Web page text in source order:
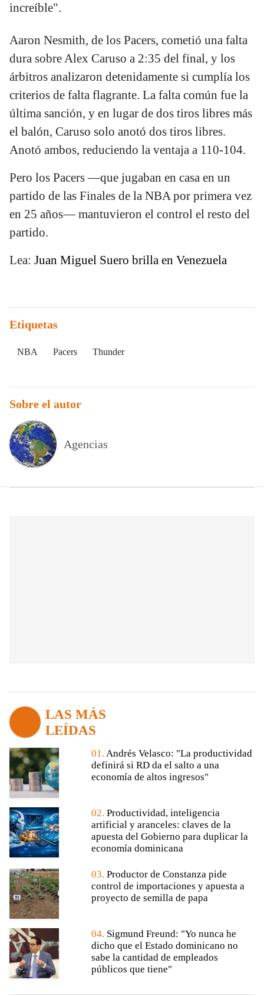
increíble".
Aaron Nesmith, de los Pacers, cometió una falta
dura sobre Alex Caruso a 2:35 del final, y los
árbitros analizaron detenidamente si cumplía los
criterios de falta flagrante. La falta común fue la
última sanción, y en lugar de dos tiros libres más
el balón, Caruso solo anotó dos tiros libres.
Anotó ambos, reduciendo la ventaja a 110-104.
Pero los Pacers —que jugaban en casa en un
partido de las Finales de la NBA por primera vez
en 25 años— mantuvieron el control el resto del
partido.
Lea: Juan Miguel Suero brilla en Venezuela
Etiquetas
NBA Pacers Thunder
Sobre el autor
Agencias
LAS MÁS
LEÍDAS
01. Andrés Velasco: "La productividad
definirá si RD da el salto a una
economía de altos ingresos"
02. Productividad, inteligencia
artificial y aranceles: claves de la
apuesta del Gobierno para duplicar la
economía dominicana
03. Productor de Constanza pide
control de importaciones y apuesta a
proyecto de semilla de papa
04. Sigmund Freund: "Yo nunca he
dicho que el Estado dominicano no
sabe la cantidad de empleados
públicos que tiene"